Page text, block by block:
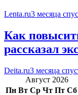
Lenta.ru3 месяца
Как
рассказал
Deita.ru3 месяца
Август 2026
Пн Вт Ср Чт Пт Сб